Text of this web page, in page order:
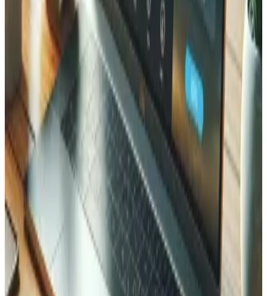
Der Zeitplan hängt von der Komplexität Ihres Shops, der
Anzahl der Integrationen und einer allfälligen Migration von
einer anderen Plattform ab. Nach der Discovery-Phase
erstellen wir einen detaillierten Zeitplan.
Was kostet Magento-Entwicklung?
Soll man Magento oder WooCommerce wählen?